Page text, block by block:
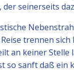
der seinerseits
trennen
an keiner Stelle
so sanft daß ein